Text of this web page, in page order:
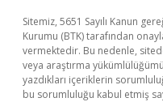
Sitemiz, 5651 Sayılı Kanun
Kurumu (BTK) tarafından
vermektedir. Bu nedenle,
veya araştırma
yazdıkları içeriklerin
bu sorumluluğu kabul etmiş